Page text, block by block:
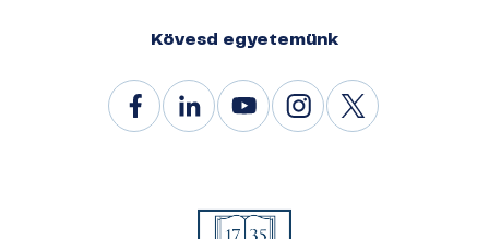
Kövesd egyetemünk